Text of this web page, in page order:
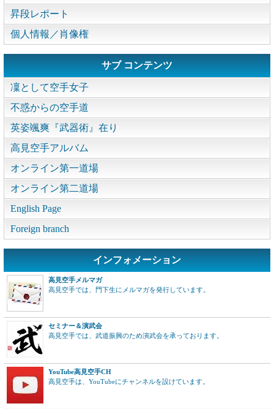
昇段レポート
個人情報／肖像権
サブ コンテンツ
凜として空手女子
不惑からの空手道
英姿颯爽『武器術』在り
高見空手アルバム
オンライン第一道場
オンライン第二道場
English Page
Foreign branch
インフォメーション
高見空手メルマガ
高見空手では、門下生にメルマガを発行しています。
セミナー＆演武会
高見空手では、武道振興のため演武会を承っております。
YouTube高見空手CH
高見空手は、YouTubeにチャンネルを設けています。